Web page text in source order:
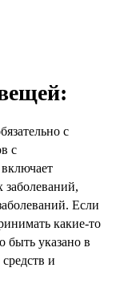
с
с
Если
какие-то
быть указано в
и